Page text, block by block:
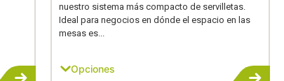
nuestro sistema más compacto de servilletas.
Ideal para negocios en dónde el espacio en las
mesas es...
Opciones